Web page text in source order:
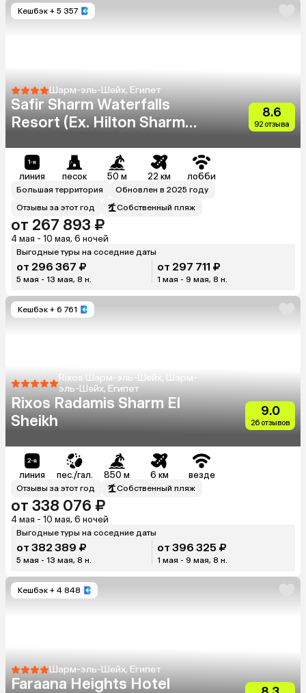
Кешбэк + 5 357
Шарм-эль-Шейх, Египет
Safir Sharm Waterfalls
Resort (Ex. Hilton Sharm
8.6
92 отзыва
линия песок 50 м 22 км лобби
Большая территория
Обновлен в 2025 году
Отзывы за этот год
Собственный пляж
от 267 893 ₽
4 мая - 10 мая, 6 ночей
Выгодные туры на соседние даты
от 296 367 ₽
5 мая - 13 мая, 8 н.
от 297 711 ₽
1 мая - 9 мая, 8 н.
Кешбэк + 6 761
Rixos Шарм-эль-Шейх, Шарм-
эль-Шейх, Египет
Rixos Radamis Sharm El
Sheikh
9.0
26 отзывов
линия пес./гал. 850 м 6 км везде
Отзывы за этот год Собственный пляж
от 338 076 ₽
4 мая - 10 мая, 6 ночей
Выгодные туры на соседние даты
от 382 389 ₽
5 мая - 13 мая, 8 н.
от 396 325 ₽
1 мая - 9 мая, 8 н.
Кешбэк + 4 848
Шарм-эль-Шейх, Египет
Faraana Heights Hotel